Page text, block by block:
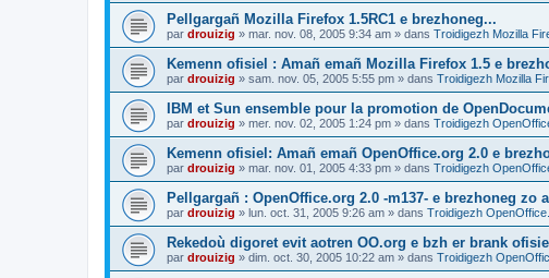
Pellgargañ Mozilla Firefox 1.5RC1 e brezhoneg...
par drouizig » mar. nov. 08, 2005 9:34 am » dans Troidigezh Mozilla
Kemenn ofisiel : Amañ emañ Mozilla Firefox 1.5 e
par drouizig » sam. nov. 05, 2005 5:55 pm » dans Troidigezh Mozilla
IBM et Sun ensemble pour la promotion de
par drouizig » mer. nov. 02, 2005 1:24 pm » dans Troidigezh
Kemenn ofisiel: Amañ emañ OpenOffice.org 2.0 e
par drouizig » mar. nov. 01, 2005 4:33 pm » dans Troidigezh
Pellgargañ : OpenOffice.org 2.0 -m137- e brezhoneg zo
par drouizig » lun. oct. 31, 2005 9:26 am » dans Troidigezh
Rekedoù digoret evit aotren OO.org e bzh er brank
par drouizig » dim. oct. 30, 2005 10:22 am » dans Troidigezh